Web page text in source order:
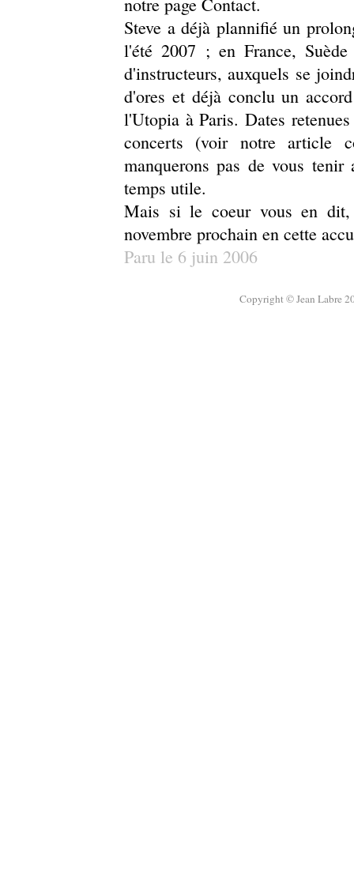
notre page Contact.
Steve a déjà plannifié un
l'été 2007 ; en France,
d'instructeurs, auxquels se
d'ores et déjà conclu un
l'Utopia à Paris. Dates
concerts (voir notre article
manquerons pas de vous
temps utile.
Mais si le coeur vous en
novembre prochain en cette
Paru le 6 juin 2006
Copyright © Jean Labre